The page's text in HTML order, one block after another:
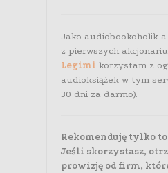
Jako audiobookoholik
z pierwszych
Legimi korzystam z
audioksiążek w tym
30 dni za darmo).
Rekomenduję tylko
Jeśli skorzystasz,
prowizję od firm,